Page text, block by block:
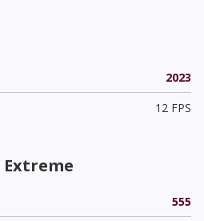
2023
12 FPS
555